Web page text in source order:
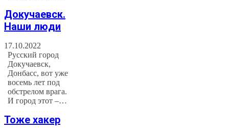
Докучаевск.
Наши люди
17.10.2022
Русский город
Докучаевск,
Донбасс, вот уже
восемь лет под
обстрелом врага.
И город этот –…
Тоже хакер